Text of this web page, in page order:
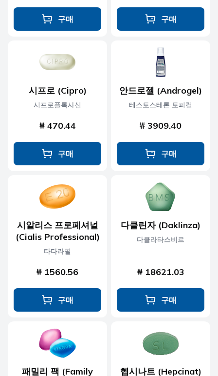
구매 구매
시프로 (Cipro)
시프로플록사신
₩ 470.44
구매
안드로젤 (Androgel)
테스토스테론 토피컬
₩ 3909.40
구매
시알리스 프로페셔널
(Cialis Professional)
타다라필
₩ 1560.56
구매
다클린자 (Daklinza)
다클라타스비르
₩ 18621.03
구매
패밀리 팩 (Family 헵시나트 (Hepcinat)